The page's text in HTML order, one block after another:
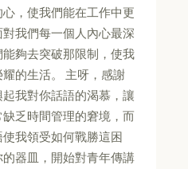
，使我們能在工作中更
我們每一個人內心最深
夠去突破那限制，使我
的生活。 主呀，感謝
我對你話語的渴慕，讓
乏時間管理的窘境，而
我領受如何戰勝這困
器皿，開始對青年傳講